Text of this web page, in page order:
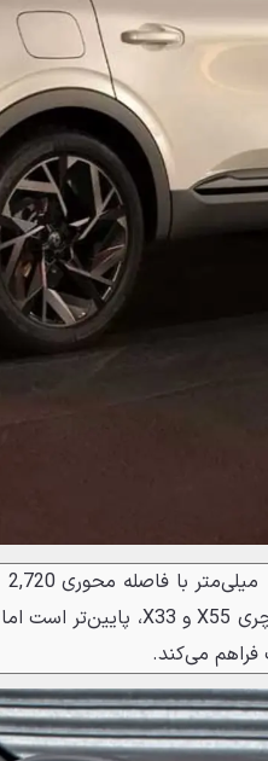
میلی‌متر است. سقف این خودرو در مقایسه با کراس‌اورهایی مثل چری X55 و X33، پایین‌تر است اما
فراهم می‌کند.